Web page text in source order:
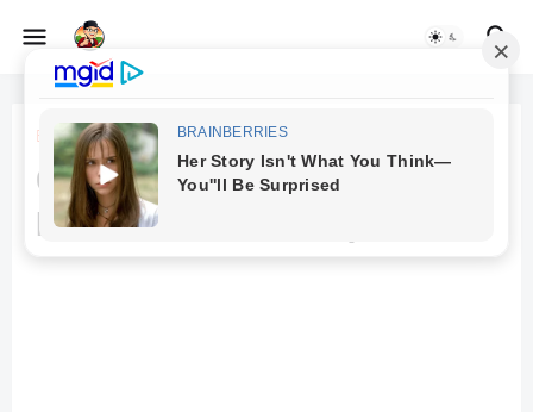
Beranda Canva
Cara Edit Foto dengan Canva:
Panduan Praktis & Tips Keren